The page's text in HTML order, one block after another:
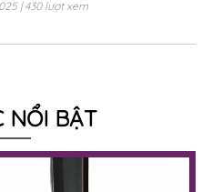
| 430 lượt xem
NỔI BẬT